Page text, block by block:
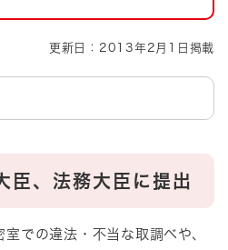
更新日：2013年2月1日掲載
臣、法務大臣に提出
での違法・不当な取調べや、